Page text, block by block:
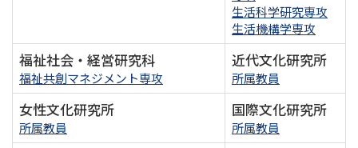
生活科学研究専攻
生活機構学専攻
福祉社会・経営研究科
福祉共創マネジメント専攻
近代文化研究所
所属教員
女性文化研究所
所属教員
国際文化研究所
所属教員